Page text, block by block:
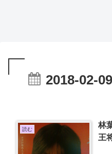
2018-02-09
読む
林
王